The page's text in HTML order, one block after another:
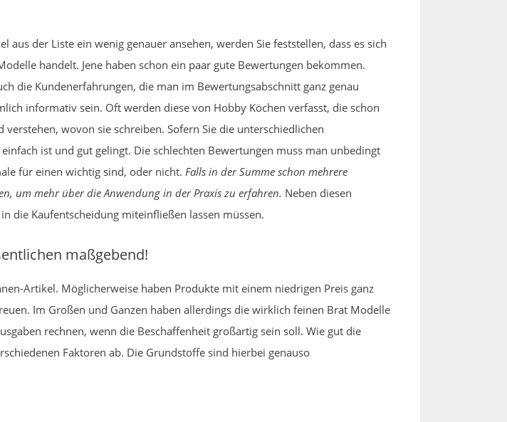
aus der Liste ein wenig genauer ansehen, werden Sie feststellen, dass es sich
handelt. Jene haben schon ein paar gute Bewertungen bekommen.
die Kundenerfahrungen, die man im Bewertungsabschnitt ganz genau
informativ sein. Oft werden diese von Hobby Köchen verfasst, die schon
wovon sie schreiben. Sofern Sie die unterschiedlichen
ist und gut gelingt. Die schlechten Bewertungen muss man unbedingt
für einen wichtig sind, oder nicht. Falls in der Summe schon mehrere
um mehr über die Anwendung in der Praxis zu erfahren. Neben diesen
die Kaufentscheidung miteinfließen lassen müssen.
maßgebend!
Artikel. Möglicherweise haben Produkte mit einem niedrigen Preis ganz
Im Großen und Ganzen haben allerdings die wirklich feinen Brat Modelle
rechnen, wenn die Beschaffenheit großartig sein soll. Wie gut die
Faktoren ab. Die Grundstoffe sind hierbei genauso